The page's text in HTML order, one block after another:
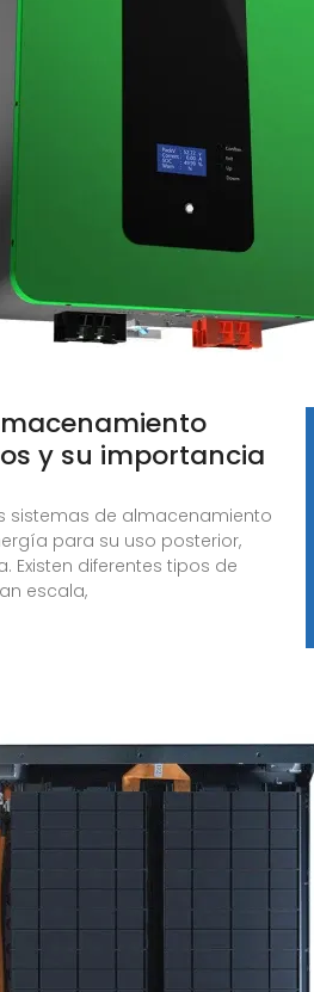
y su importancia
sistemas de almacenamiento
para su uso posterior,
Existen diferentes tipos de
escala,